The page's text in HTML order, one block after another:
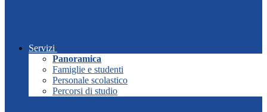
Servizi
Panoramica
Famiglie e studenti
Personale scolastico
Percorsi di studio